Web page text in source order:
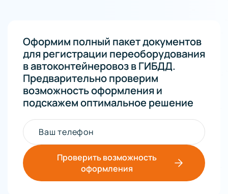
Оформим полный пакет документов
для регистрации переоборудования
в автоконтейнеровоз в ГИБДД.
Предварительно проверим
возможность оформления и
подскажем оптимальное решение
Ваш телефон
Проверить возможность
оформления